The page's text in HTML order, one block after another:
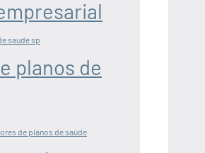
saude sp
planos de
de planos de saúde